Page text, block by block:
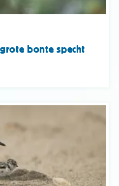
bonte specht